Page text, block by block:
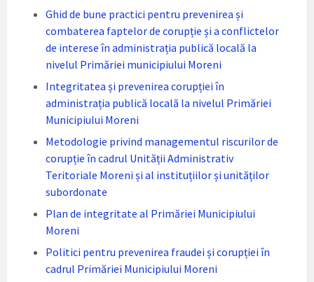
Ghid de bune practici pentru prevenirea și
combaterea faptelor de corupție și a conflictelor
de interese în administrația publică locală la
nivelul Primăriei municipiului Moreni
Integritatea și prevenirea corupției în
administrația publică locală la nivelul Primăriei
Municipiului Moreni
Metodologie privind managementul riscurilor de
corupție în cadrul Unității Administrativ
Teritoriale Moreni și al instituțiilor și unităților
subordonate
Plan de integritate al Primăriei Municipiului
Moreni
Politici pentru prevenirea fraudei și corupției în
cadrul Primăriei Municipiului Moreni